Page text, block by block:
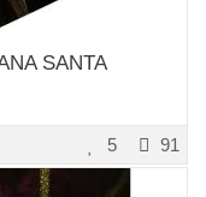
SANTA
91
5